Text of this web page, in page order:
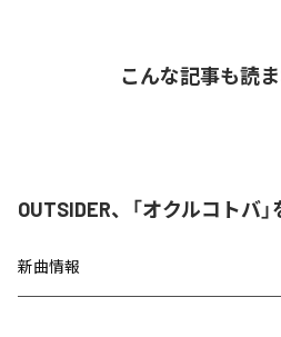
こんな記事も読
OUTSIDER、「オクルコトバ
新曲情報